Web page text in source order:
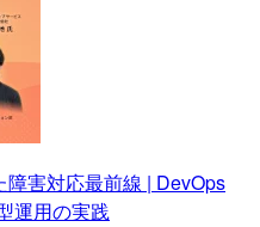
障害対応最前線 | DevOps
運用の実践